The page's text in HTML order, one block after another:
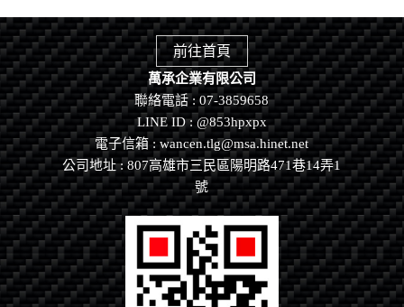
前往首頁
萬承企業有限公司
聯絡電話 : 07-3859658
LINE ID :@853hpxpx
電子信箱 : wancen.tlg@msa.hinet.net
公司地址 : 807高雄市三民區陽明路471巷14弄1
號